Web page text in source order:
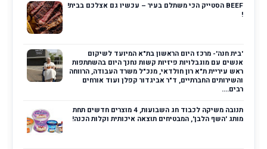
BEEF הסטייק הכי משתלם בעיר – עכשיו גם אצלכם בבית!
!
'בית חנה'- מרכז היום הראשון בת"א המיועד לשיקום
אנשים עם מוגבלויות פיזיות קשות נחנך היום בהשתתפות
ראש עיריית ת"א רון חולדאי, מנכ"ל משרד העבודה, הרווחה
והשירותים החברתיים, ד"ר אביגדור קפלן ועוד אורחים
רבים....
תנובה משיקה לכבוד חג השבועות, 4 מוצרים חדשים תחת
מותג 'השף הלבן', המבטיחים תוצאה איכותית וקלות הכנה!